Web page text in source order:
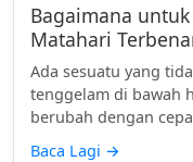
Bagaimana
Matahari
Ada sesuatu yang
tenggelam di bawah
berubah dengan
Baca Lagi →